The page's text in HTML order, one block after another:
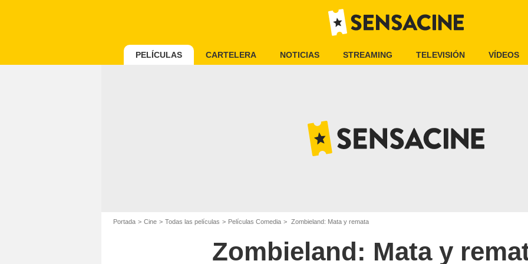
PELÍCULAS CARTELERA NOTICIAS STREAMING TELEVISIÓN VÍDEOS
Portada Cine Todas las películas Películas Comedia Zombieland: Mata y remata
Zombieland: Mata y